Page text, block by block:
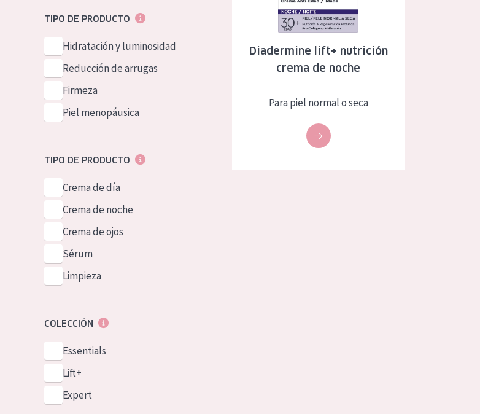
Piel normal y seca
Piel mixata o grasa
Piel madura
Piel menopáusica
Edad: de 35 a 55
Piel madura
NUESTROS PRODUCTOS
GermanTIPO DE PRODUCTO
Hidratación y luminosidad
Reducción de arrugas
Firmeza
Piel menopáusica
TIPO DE PRODUCTO
Crema de día
Crema de noche
Crema de ojos
Sérum
Limpieza
COLECCIÓN
Essentials
Lift+
Expert
Diadermine lift+ nutrición
crema de noche
Para piel normal o seca